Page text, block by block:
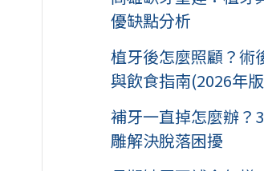
優缺點分析
植牙後怎麼照顧？術
與飲食指南(2026年
補牙一直掉怎麼辦？
雕解決脫落困擾